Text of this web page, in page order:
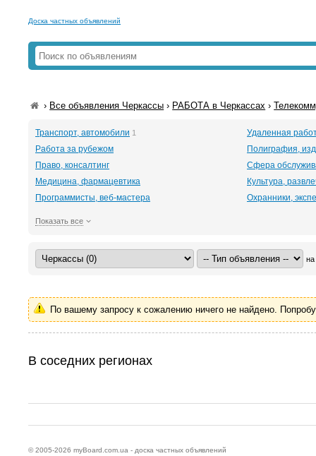
Доска частных объявлений
› Все объявления Черкассы › РАБОТА в Черкассах ›
Транспорт, автомобили 1
Удаленная
Работа за рубежом
Полиграфия,
Право, консалтинг
Сфера
Медицина, фармацевтика
Культура,
Программисты, веб-мастера
Охранники,
Показать все
на
По вашему запросу к сожалению ничего не найдено.
В соседних регионах
© 2005-2026 myBoard.com.ua - доска частных объявлений